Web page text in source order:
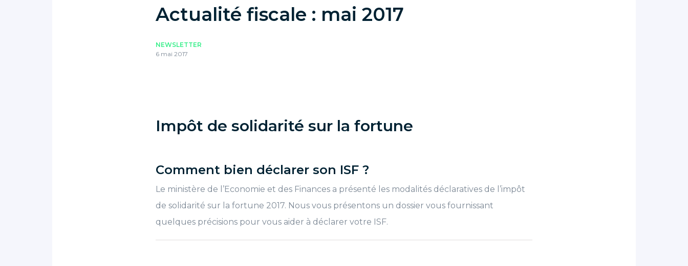
Actualité fiscale : mai 2017
NEWSLETTER
6 mai 2017
Impôt de solidarité sur la fortune
Comment bien déclarer son ISF ?
Le ministère de l’Economie et des Finances a présenté les modalités déclaratives de l’impôt
de solidarité sur la fortune 2017. Nous vous présentons un dossier vous fournissant
quelques précisions pour vous aider à déclarer votre ISF.